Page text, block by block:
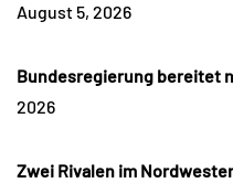
August 5, 2026
Bundesregierung bereitet
2026
Zwei Rivalen im